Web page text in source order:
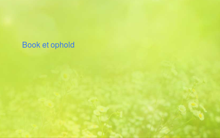
Book et ophold